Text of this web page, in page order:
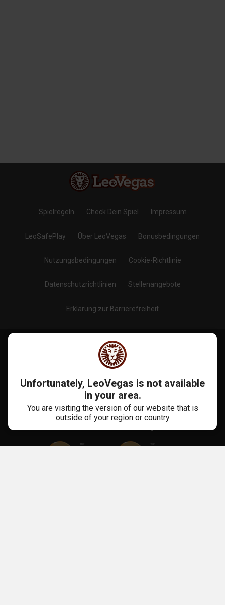
Spielregeln Check Dein Spiel Impressum
LeoSafePlay Über LeoVegas Bonusbedingungen
Nutzungsbedingungen Cookie-Richtlinie
Datenschutzrichtlinien Stellenangebote
Erklärung zur Barrierefreiheit
Folge uns auf
Unfortunately, LeoVegas is not available
in your area.
You are visiting the version of our website that is
outside of your region or country